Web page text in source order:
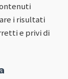
i risultati
e privi di